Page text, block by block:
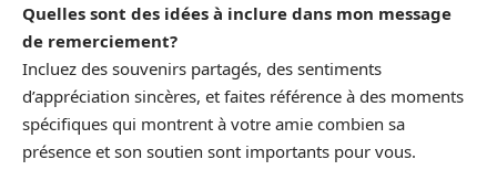
Quelles sont des idées à inclure dans mon message
de remerciement?
Incluez des souvenirs partagés, des sentiments
d’appréciation sincères, et faites référence à des moments
spécifiques qui montrent à votre amie combien sa
présence et son soutien sont importants pour vous.